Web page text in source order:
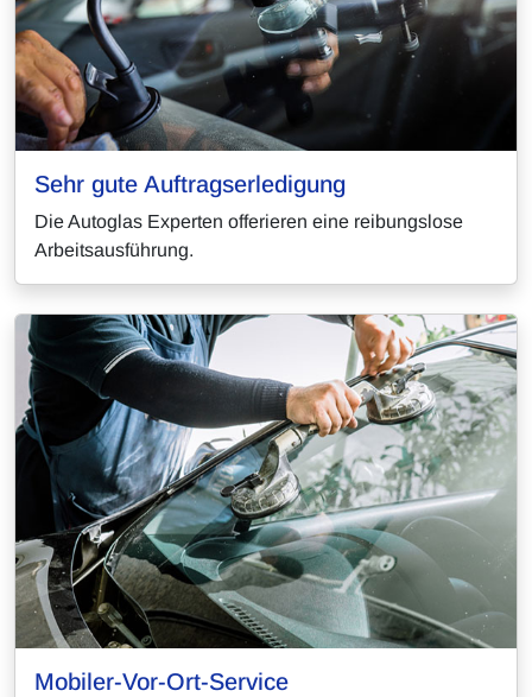
Sehr gute Auftragserledigung
Die Autoglas Experten offerieren eine reibungslose
Arbeitsausführung.
Mobiler-Vor-Ort-Service